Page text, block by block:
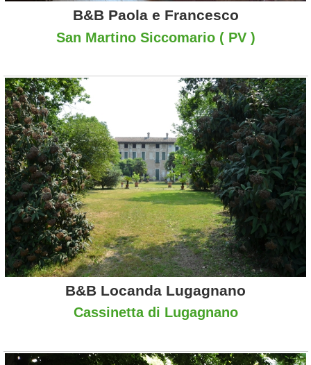
B&B Paola e Francesco
San Martino Siccomario ( PV )
B&B Locanda Lugagnano
Cassinetta di Lugagnano